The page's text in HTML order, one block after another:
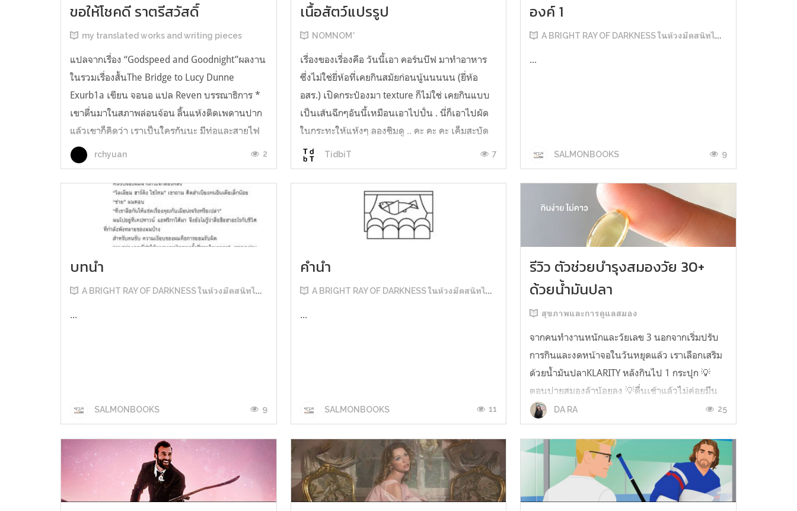
ขอให้โชคดี ราตรีสวัสดิ์
my translated works and writing pieces
แปลจากเรื่อง “Godspeed and Goodnight”ผลงาน
ในรวมเรื่องสั้นThe Bridge to Lucy Dunne
Exurb1a เขียน จอนอ แปล Reven บรรณาธิการ *
เขาตื่นมาในสภาพล่อนจ้อน ลิ้นแห้งติดเพดานปาก
แล้วเขาก็คิดว่า เราเป็นใครกันนะ มีท่อและสายไฟ
อยู่ในตัว เกิดความรู้สึกอยากฉี่ และแม้ตัวเขาจะ
เหยียดตรง ก็มีแต่ความมืดมิดอยู่เบื้องหน้...
rchyuan 2
เนื้อสัตว์แปรรูป
NOMNOM*
เรื่องของเรื่องคือ วันนี้เอา คอร์นบีฟ มาทำอาหาร
ซึ่งไม่ใช่ยี่ห้อที่เคยกินสมัยก่อนนู้นนนนน (ยี่ห้อ
อสร.) เปิดกระป๋องมา texture ก็ไม่ใช่ เคยกินแบบ
เป็นเส้นฉีกๆอันนี้เหมือนเอาไปปั่น . นี่ก็เอาไปผัด
ในกระทะให้แห้งๆ ลองชิมดู .. คะ คะ คะ เค็มสะบัด
O o" ... แบบใช้โควต้ากินโซเดียมทั้งสัปดาห์
ต้องหาผักนึ่ง ...
TidbiT 7
องค์ 1
A BRIGHT RAY OF DARKNESS ในห้วงมืดสนิทไม่มิดแสง
...
SALMONBOOKS 9
บทนำ
A BRIGHT RAY OF DARKNESS ในห้วงมืดสนิทไม่มิดแสง
...
SALMONBOOKS 9
คำนำ
A BRIGHT RAY OF DARKNESS ในห้วงมืดสนิทไม่มิดแสง
...
SALMONBOOKS 11
รีวิว ตัวช่วยบำรุงสมองวัย 30+
ด้วยน้ำมันปลา
สุขภาพและการดูแลสมอง
จากคนทำงานหนักและวัยเลข 3 นอกจากเริ่มปรับ
การกินและงดหน้าจอในวันหยุดแล้ว เราเลือกเสริม
ด้วยน้ำมันปลาKLARITY หลังกินไป 1 กระปุก 💡
ตอนบ่ายสมองล้าน้อยลง 💡ตื่นเช้าแล้วไม่ค่อยมึน
หัว 💡ไอเดียไม่ตัน ยิ่งทำงานสาย Content แนะนำ
ว่าควรมี ชอบตรงที่ไม่มีกลิ่นคาวเลย กินง่ายสุด
ตั้งแต่เคยกินน้ำมันปลามาเลย ใครที่เคยกิ...
DA RA 25